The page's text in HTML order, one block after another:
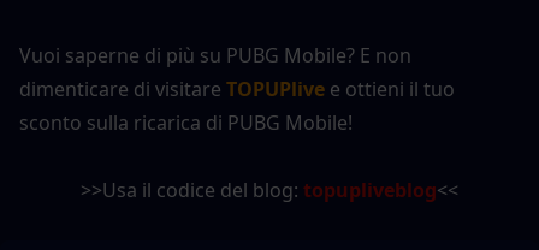
Vuoi saperne di più su PUBG Mobile? E non
dimenticare di visitare TOPUPlive e ottieni il tuo
sconto sulla ricarica di PUBG Mobile!
>>Usa il codice del blog: topupliveblog<<